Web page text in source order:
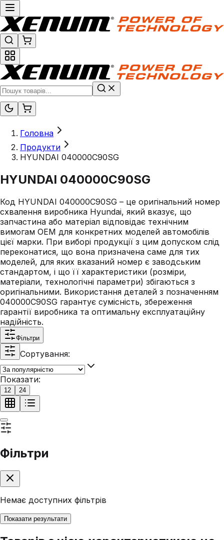
Головна
Продукти
HYUNDAI 040000C90SG
HYUNDAI 040000C90SG
Код HYUNDAI 040000C90SG – це оригінальний номер
схвалення виробника Hyundai, який вказує, що
запчастина або матеріал відповідає технічним
вимогам OEM для конкретних моделей автомобілів
цієї марки. При виборі продукції з цим допуском слід
переконатися, що вона призначена саме для тих
моделей, для яких вказаний номер є заводським
стандартом, і що її характеристики (розміри,
матеріали, технологічні параметри) збігаються з
оригінальними. Використання деталей з позначенням
040000C90SG гарантує сумісність, збереження
гарантії виробника та оптимальну експлуатаційну
надійність.
Фільтри
Сортування:
Показати:
12 24
Фільтри
Немає доступних фільтрів
Показати результати